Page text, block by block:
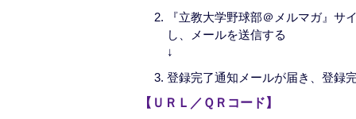
『立教大学野球部＠メルマガ』サ
し、メールを送信する
↓
登録完了通知メールが届き、登録
【ＵＲＬ／ＱＲコード】